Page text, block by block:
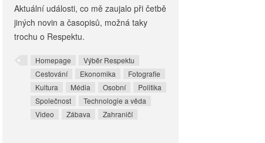
Aktuální události, co mě zaujalo při četbě
jiných novin a časopisů, možná taky
trochu o Respektu.
Homepage
Výběr Respektu
Cestování
Ekonomika
Fotografie
Kultura
Média Osobní
Politika
Společnost
Technologie a věda
Video
Zábava Zahraničí